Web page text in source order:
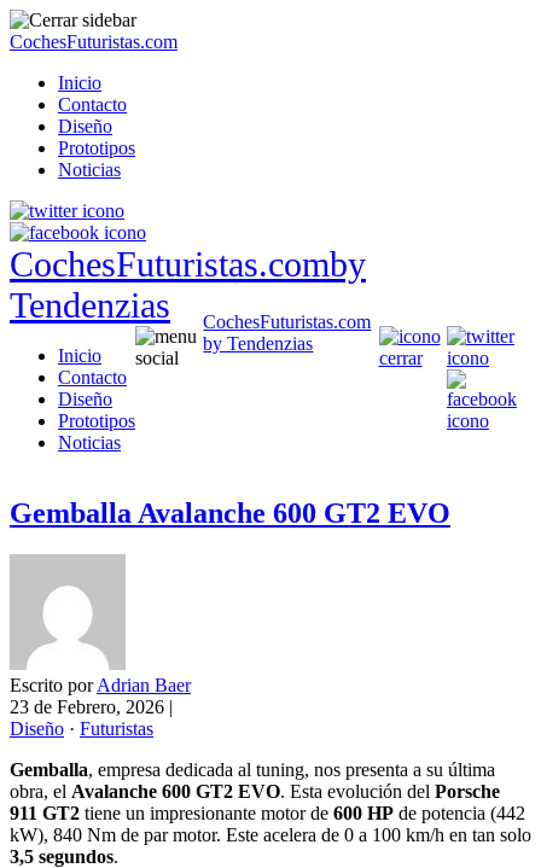
CochesFuturistas.com
Inicio
Contacto
Diseño
Prototipos
Noticias
CochesFuturistas.comby
Tendenzias
Inicio
Contacto
Diseño
Prototipos
Noticias
CochesFuturistas.com
by Tendenzias
Gemballa Avalanche 600 GT2 EVO
Escrito porAdrian Baer
23 de Febrero, 2026 |
Diseño · Futuristas
Gemballa, empresa dedicada al tuning, nos presenta a su última
obra, el Avalanche 600 GT2 EVO. Esta evolución del Porsche
911 GT2 tiene un impresionante motor de 600 HP de potencia (442
kW), 840 Nm de par motor. Este acelera de 0 a 100 km/h en tan solo
3,5 segundos.